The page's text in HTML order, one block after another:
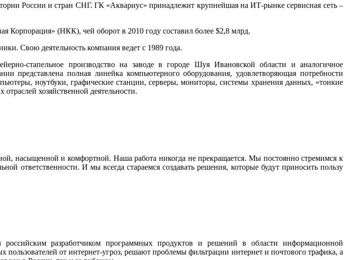
России и стран СНГ. ГК «Аквариус» принадлежит крупнейшая на ИТ-рынке сервисная сеть –
(НКК), чей оборот в 2010 году составил более $2,8 млрд.
Свою деятельность компания ведет с 1989 года.
стапельное производство на заводе в городе Шуя Ивановской области и аналогичное
полная линейка компьютерного оборудования, удовлетворяющая потребности
ноутбуки, графические станции, серверы, мониторы, системы хранения данных, «тонкие
хозяйственной деятельности.
насыщенной и комфортной. Наша работа никогда не прекращается. Мы постоянно стремимся к
ответственности. И мы всегда стараемся создавать решения, которые будут приносить пользу
разработчиком программных продуктов и решений в области информационной
от интернет-угроз, решают проблемы фильтрации интернет и почтового трафика, а